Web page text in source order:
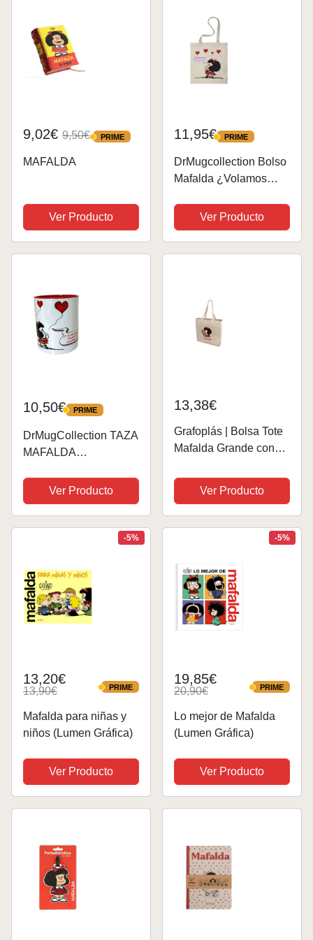
9,02€ 9,50€ PRIME
PRIME
MAFALDA
Ver Producto
11,95€ PRIME
PRIME
DrMugcollection Bolso
Mafalda ¿Volamos
Ver Producto
10,50€ PRIME
PRIME
DrMugCollection TAZA
MAFALDA
ALTO?. Taza de
Cerámica de 350ml
Ver Producto
13,38€
Grafoplás | Bolsa Tote
Mafalda Grande con
220g | Modelo Osito |
38,5x40,5x9,5cm |
Asas 30cm | Peso Max.
8kg
Ver Producto
-5%
13,20€
13,90€ PRIME
PRIME
Mafalda para niñas y
niños (Lumen Gráfica)
Ver Producto
-5%
19,85€
20,90€ PRIME
PRIME
Lo mejor de Mafalda
(Lumen Gráfica)
Ver Producto